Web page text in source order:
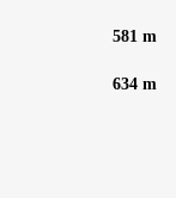
581 m
634 m